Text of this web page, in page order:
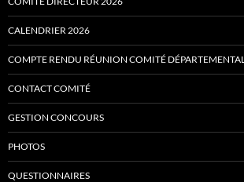
CALENDRIER 2026
COMPTE RENDU RÉUNION COMITÉ DÉPARTEMENTAL
CONTACT COMITÉ
GESTION CONCOURS
PHOTOS
QUESTIONNAIRES